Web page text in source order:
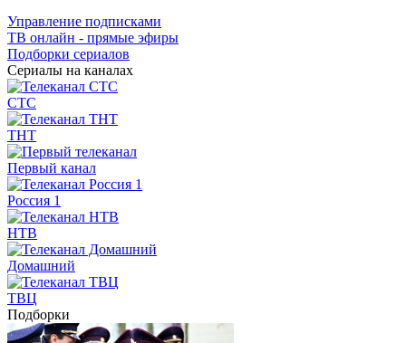
Управление подписками
ТВ онлайн - прямые эфиры
Подборки сериалов
Сериалы на каналах
СТС
ТНТ
Первый канал
Россия 1
НТВ
Домашний
ТВЦ
Подборки